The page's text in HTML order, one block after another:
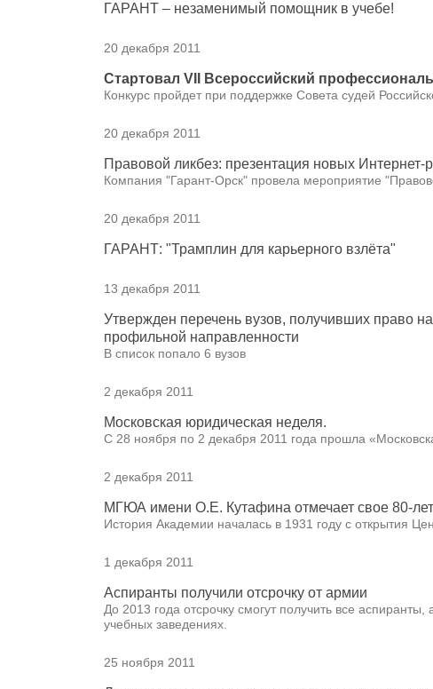
ГАРАНТ – незаменимый помощник в учебе!
20 декабря 2011
Стартовал VII Всероссийский
Конкурс пройдет при поддержке Совета судей
20 декабря 2011
Правовой ликбез: презентация новых Интернет-
Компания "Гарант-Орск" провела мероприятие
20 декабря 2011
ГАРАНТ: "Трамплин для карьерного взлёта"
13 декабря 2011
Утвержден перечень вузов, получивших право
профильной направленности
В список попало 6 вузов
2 декабря 2011
Московская юридическая неделя.
С 28 ноября по 2 декабря 2011 года прошла
2 декабря 2011
МГЮА имени О.Е. Кутафина отмечает свое 80-
История Академии началась в 1931 году с открытия
1 декабря 2011
Аспиранты получили отсрочку от армии
До 2013 года отсрочку смогут получить все
учебных заведениях.
25 ноября 2011